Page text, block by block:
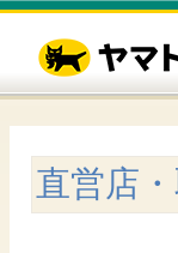
直営店